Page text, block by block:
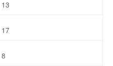
13
17
8